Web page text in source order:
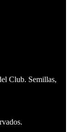
Club. Semillas,